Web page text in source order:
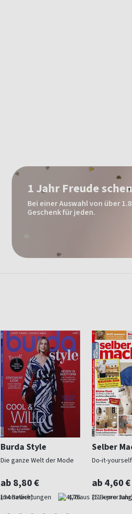
1 Jahr Freude
Bei einer Auswahl von über
Geschenk für jeden.
Burda Style
Die ganze Welt der Mode
ab 8,80 €
(monatlich) 4,76
Selber
Do-it-yourself
ab 4,60 €
(11 x pro